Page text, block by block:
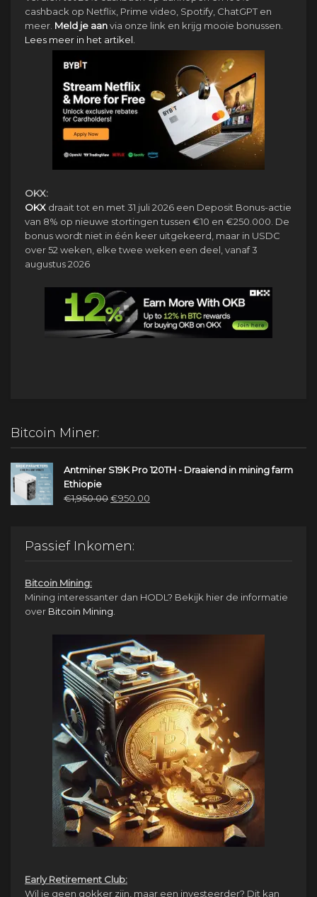
cashback op Netflix, Prime video, Spotify, ChatGPT en
meer. Meld je aanvia onze link en krijg mooie bonussen.
Lees meer in het artikel.
OKX:
OKX draait tot en met 31 juli 2026 een Deposit Bonus-actie
van 8% op nieuwe stortingen tussen €10 en €250.000. De
bonus wordt niet in één keer uitgekeerd, maar in USDC
over 52 weken, elke twee weken een deel, vanaf 3
augustus 2026
Bitcoin Miner:
Antminer S19K Pro 120TH - Draaiend in mining farm
Ethiopie
€1,950.00Oorspronkelijke
€950.00
Passief Inkomen:
Bitcoin Mining:
Mining interessanter dan HODL? Bekijk hier de informatie
over Bitcoin Mining
Early Retirement Club:
Wil je geen gokker zijn, maar een investeerder? Dit kan